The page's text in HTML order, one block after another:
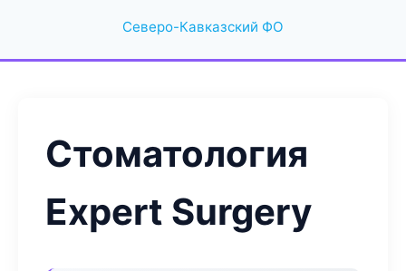
Северо-Кавказский ФО
Стоматология
Expert Surgery